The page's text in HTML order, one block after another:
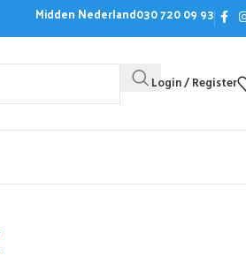
Midden Nederland030 720 09 93
Login / Register